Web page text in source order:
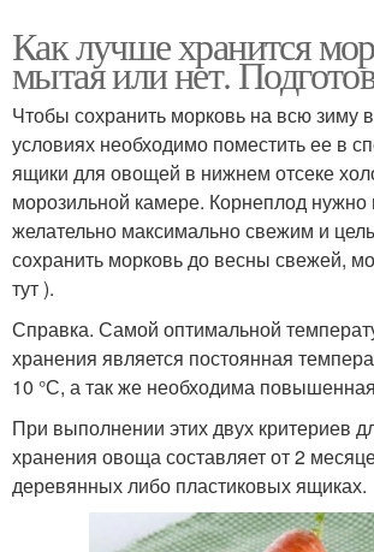
Как лучше хранится
мытая или нет.
Чтобы сохранить морковь на всю зиму
условиях необходимо поместить ее в
ящики для овощей в нижнем отсеке
морозильной камере. Корнеплод нужно
желательно максимально свежим и
сохранить морковь до весны свежей,
тут ).
Справка. Самой оптимальной
хранения является постоянная
10 °С, а так же необходима
При выполнении этих двух критериев
хранения овоща составляет от 2
деревянных либо пластиковых ящиках.